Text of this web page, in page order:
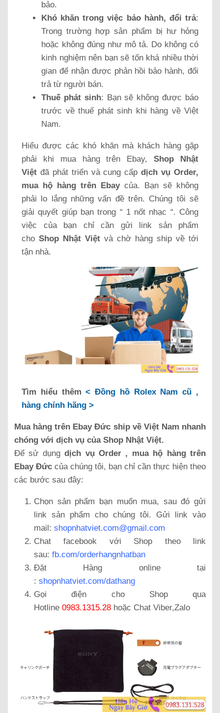
bảo.
Khó khăn trong việc bảo hành, đổi trả:
Trong trường hợp sản phẩm bị hư hỏng
hoặc không đúng như mô tả. Do không có
kinh nghiệm nên bạn sẽ tốn khá nhiều thời
gian để nhận được phản hồi bảo hành, đổi
trả từ người bán.
Thuế phát sinh: Bạn sẽ không được báo
trước về thuế phát sinh khi hàng về Việt
Nam.
Hiểu được các khó khăn mà khách hàng gặp
phải khi mua hàng trên Ebay,Shop Nhật
Việt đã phát triển và cung cấpdịch vụ Order,
mua hộ hàng trên Ebaycủa. Bạn sẽ không
phải lo lắng những vấn đề trên. Chúng tôi sẽ
giải quyết giúp bạn trong “ 1 nốt nhạc “. Công
việc của bạn chỉ cần gửi link sản phẩm
cho Shop Nhật Việt và chờ hàng ship về tới
tận nhà.
Tìm hiểu thêm< Đồng hồ Rolex Nam cũ ,
hàng chính hãng >
Mua hàng trên Ebay Đức ship về Việt Nam nhanh
chóng với dịch vụ của Shop Nhật Việt.
Để sử dụngdịch vụ Order , mua hộ hàng trên
Ebay Đức của chúng tôi, bạn chỉ cần thực hiện theo
các bước sau đây:
Chọn sản phẩm bạn muốn mua, sau đó gửi
link sản phẩm cho chúng tôi. Gửi link vào
mail: shopnhatviet.com@gmail.com
Chat facebook với Shop theo link
sau: fb.com/orderhangnhatban
Đặt Hàng online tại
: shopnhatviet.com/dathang
Gọi điện cho Shop qua
Hotline 0983.1315.28 hoặc Chat Viber,Zalo